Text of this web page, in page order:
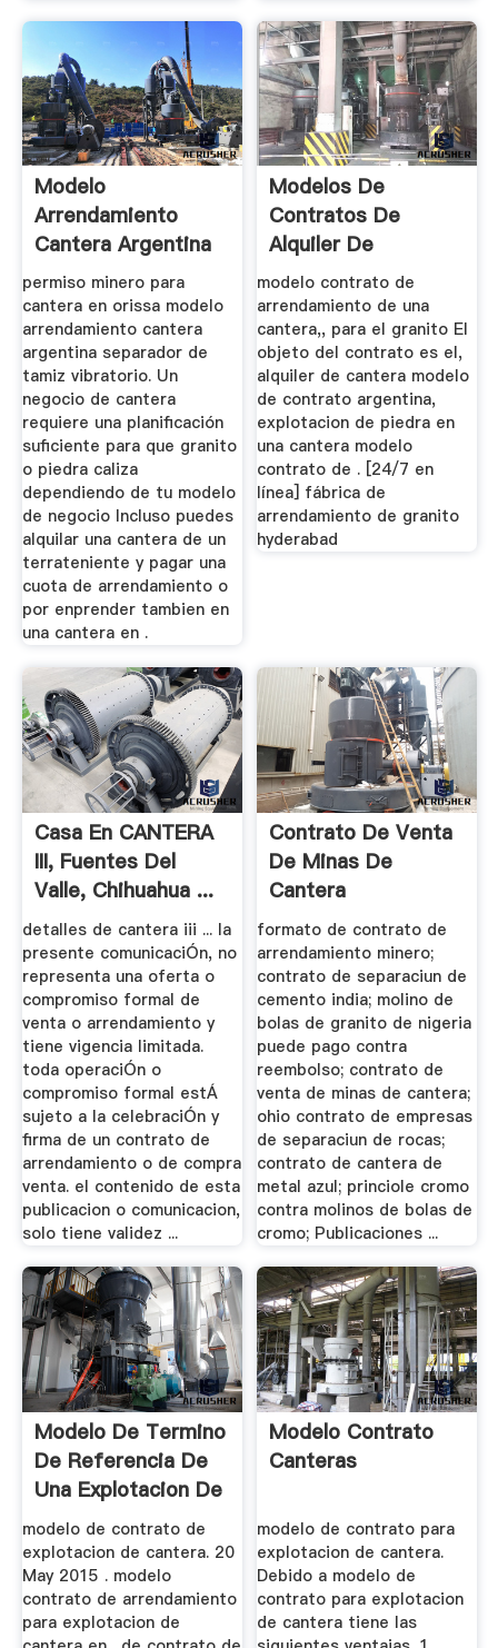
Modelo
Arrendamiento
Cantera Argentina
permiso minero para
cantera en orissa modelo
arrendamiento cantera
argentina separador de
tamiz vibratorio. Un
negocio de cantera
requiere una planificación
suficiente para que granito
o piedra caliza
dependiendo de tu modelo
de negocio Incluso puedes
alquilar una cantera de un
terrateniente y pagar una
cuota de arrendamiento o
por enprender tambien en
una cantera en .
Modelos De
Contratos De
Alquiler De
Canteras De Piedra
Granito
modelo contrato de
arrendamiento de una
cantera,, para el granito El
objeto del contrato es el,
alquiler de cantera modelo
de contrato argentina,
explotacion de piedra en
una cantera modelo
contrato de . [24/7 en
línea] fábrica de
arrendamiento de granito
hyderabad
Casa En CANTERA
III, Fuentes Del
Valle, Chihuahua ...
detalles de cantera iii ... la
presente comunicaciÓn, no
representa una oferta o
compromiso formal de
venta o arrendamiento y
tiene vigencia limitada.
toda operaciÓn o
compromiso formal estÁ
sujeto a la celebraciÓn y
firma de un contrato de
arrendamiento o de compra
venta. el contenido de esta
publicacion o comunicacion,
solo tiene validez ...
Contrato De Venta
De Minas De
Cantera
formato de contrato de
arrendamiento minero;
contrato de separaciun de
cemento india; molino de
bolas de granito de nigeria
puede pago contra
reembolso; contrato de
venta de minas de cantera;
ohio contrato de empresas
de separaciun de rocas;
contrato de cantera de
metal azul; princiole cromo
contra molinos de bolas de
cromo; Publicaciones ...
Modelo De Termino
De Referencia De
Una Explotacion De
...
modelo de contrato de
explotacion de cantera. 20
May 2015 . modelo
contrato de arrendamiento
para explotacion de
Modelo Contrato
Canteras
modelo de contrato para
explotacion de cantera.
Debido a modelo de
contrato para explotacion
de cantera tiene las